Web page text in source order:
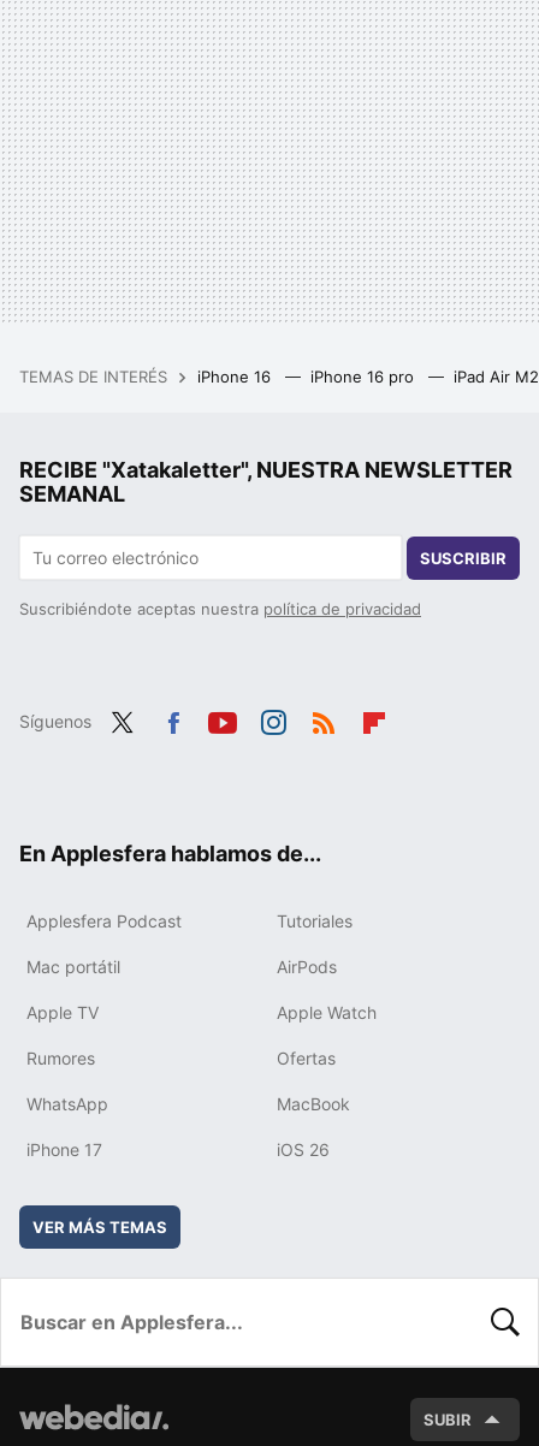
TEMAS DE INTERÉS iPhone 16 iPhone 16 pro iPad Air
RECIBE "Xatakaletter", NUESTRA NEWSLETTER
SEMANAL
SUSCRIBIR
Suscribiéndote aceptas nuestra política de privacidad
Síguenos
En Applesfera hablamos de...
Applesfera Podcast Tutoriales
Mac portátil AirPods
Apple TV Apple Watch
Rumores Ofertas
WhatsApp MacBook
iPhone 17 iOS 26
VER MÁS TEMAS
SUBIR